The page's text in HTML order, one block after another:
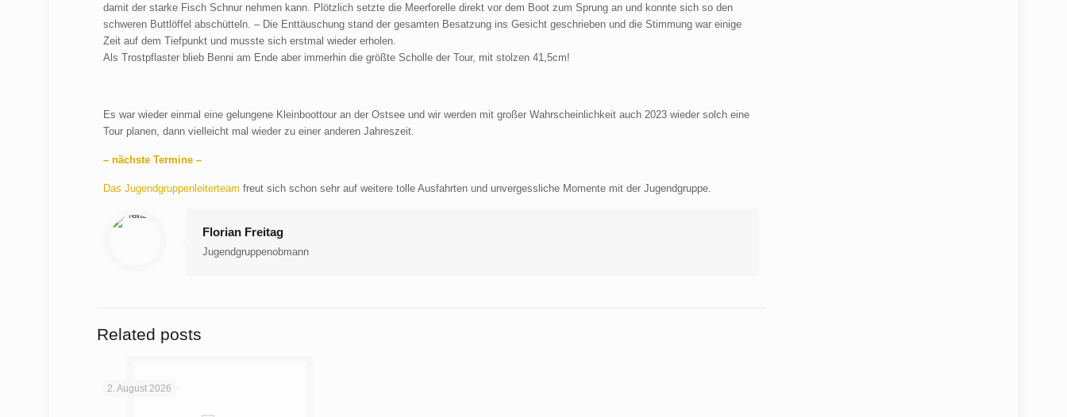
damit der starke Fisch Schnur nehmen kann. Plötzlich setzte die Meerforelle direkt vor dem Boot zum Sprung an und konnte sich so den
schweren Buttlöffel abschütteln. – Die Enttäuschung stand der gesamten Besatzung ins Gesicht geschrieben und die Stimmung war einige
Zeit auf dem Tiefpunkt und musste sich erstmal wieder erholen.
Als Trostpflaster blieb Benni am Ende aber immerhin die größte Scholle der Tour, mit stolzen 41,5cm!
Es war wieder einmal eine gelungene Kleinboottour an der Ostsee und wir werden mit großer Wahrscheinlichkeit auch 2023 wieder solch eine
Tour planen, dann vielleicht mal wieder zu einer anderen Jahreszeit.
– nächste Termine –
Das Jugendgruppenleiterteam freut sich schon sehr auf weitere tolle Ausfahrten und unvergessliche Momente mit der Jugendgruppe.
Florian Freitag
Jugendgruppenobmann
Related posts
2. August 2026